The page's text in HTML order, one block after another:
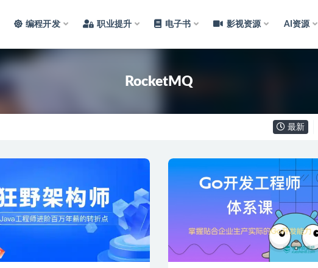
编程开发 职业提升 电子书 影视资源 AI资源
RocketMQ
最新